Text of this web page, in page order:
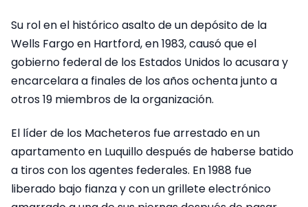
Su rol en el histórico asalto de un depósito de la
Wells Fargo en Hartford, en 1983, causó que el
gobierno federal de los Estados Unidos lo acusara y
encarcelara a finales de los años ochenta junto a
otros 19 miembros de la organización.
El líder de los Macheteros fue arrestado en un
apartamento en Luquillo después de haberse batido
a tiros con los agentes federales. En 1988 fue
liberado bajo fianza y con un grillete electrónico